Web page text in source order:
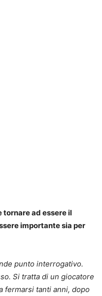
tornare ad essere il
importante sia per
punto interrogativo.
Si tratta di un giocatore
fermarsi tanti anni, dopo